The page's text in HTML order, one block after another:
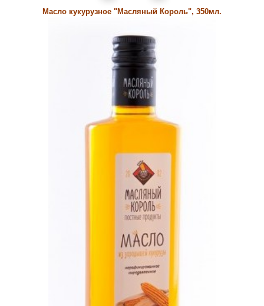
Масло кукурузное "Масляный Король", 350мл.